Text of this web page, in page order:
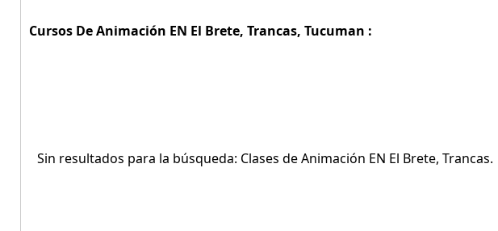
Cursos De Animación EN El Brete, Trancas, Tucuman :
Sin resultados para la búsqueda: Clases de Animación EN El Brete, Trancas.